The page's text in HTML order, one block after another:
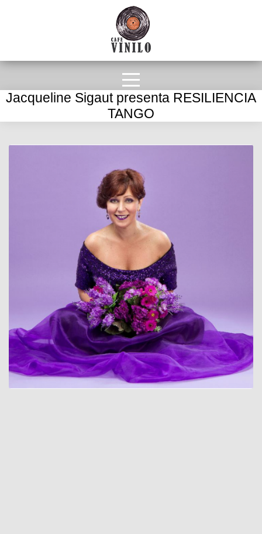
Jacqueline Sigaut presenta RESILIENCIA
TANGO